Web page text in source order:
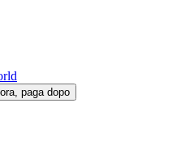
paga dopo